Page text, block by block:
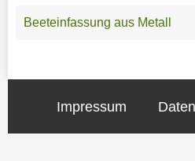
Beeteinfassung aus Metall
Impressum